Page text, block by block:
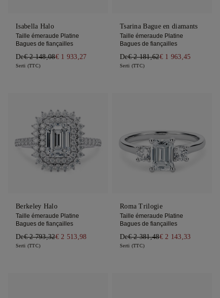
Isabella Halo
Taille émeraude Platine
Bagues de fiançailles
De€ 2 148,08€ 1 933,27
Serti (TTC)
Tsarina Bague en diamants
Taille émeraude Platine
Bagues de fiançailles
De€ 2 181,62€ 1 963,45
Serti (TTC)
Berkeley Halo
Taille émeraude Platine
Bagues de fiançailles
De€ 2 793,32€ 2 513,98
Serti (TTC)
Roma Trilogie
Taille émeraude Platine
Bagues de fiançailles
De€ 2 381,48€ 2 143,33
Serti (TTC)